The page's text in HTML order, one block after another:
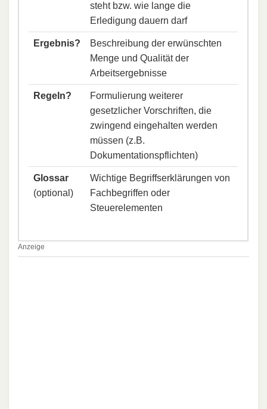
steht bzw. wie lange die
Erledigung dauern darf
Ergebnis?
Beschreibung der erwünschten
Menge und Qualität der
Arbeitsergebnisse
Regeln?
Formulierung weiterer
gesetzlicher Vorschriften, die
zwingend eingehalten werden
müssen (z.B.
Dokumentationspflichten)
Glossar
(optional)
Wichtige Begriffserklärungen von
Fachbegriffen oder
Steuerelementen
Anzeige